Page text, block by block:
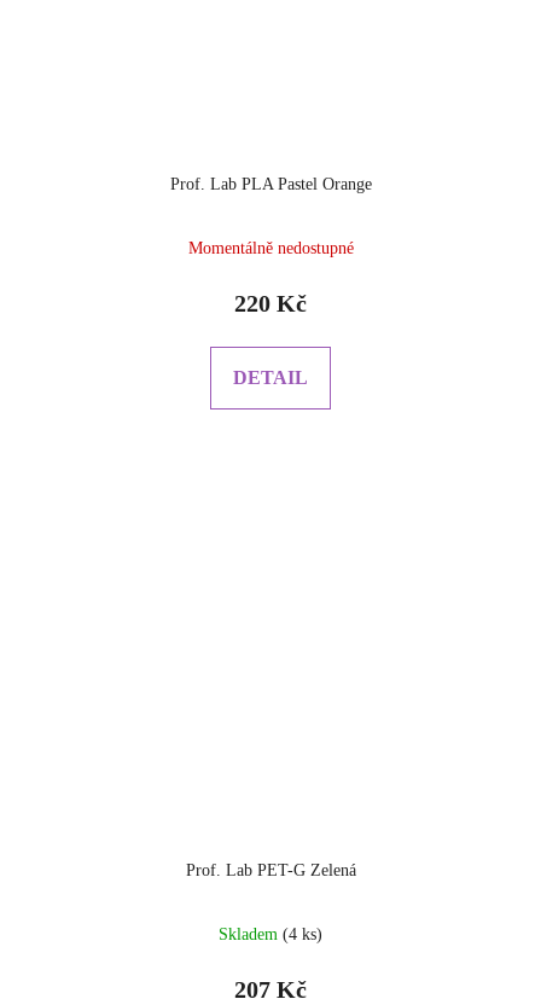
Prof. Lab PLA Pastel Orange
Momentálně nedostupné
220 Kč
DETAIL
Prof. Lab PET-G Zelená
Skladem (4 ks)
207 Kč